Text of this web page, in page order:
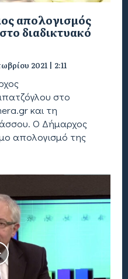
απολογισμός
διαδικτυακό
2021 | 2:11
στο
και τη
απολογισμό της